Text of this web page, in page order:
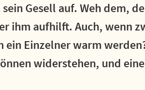
Gesell auf. Weh dem,
ihm aufhilft. Auch, wenn
Einzelner warm
widerstehen, und